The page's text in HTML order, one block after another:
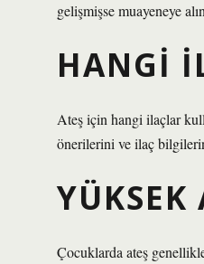
gelişmişse muayeneye
HANGI
Ateş için hangi ilaçlar
önerilerini ve ilaç
YÜKSEK
Çocuklarda ateş